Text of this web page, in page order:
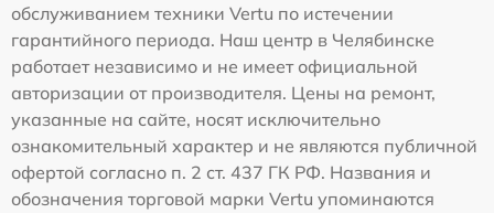
обслуживанием техники Vertu по истечении
гарантийного периода. Наш центр в Челябинске
работает независимо и не имеет официальной
авторизации от производителя. Цены на ремонт,
указанные на сайте, носят исключительно
ознакомительный характер и не являются публичной
офертой согласно п. 2 ст. 437 ГК РФ. Названия и
обозначения торговой марки Vertu упоминаются